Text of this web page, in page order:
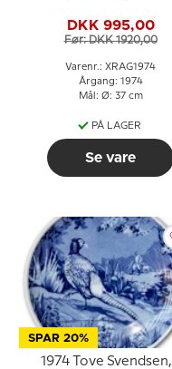
DKK 995,00
Før: DKK 1920,00
Varenr.: XRAG1974
Årgang: 1974
Mål: Ø: 37 cm
PÅ LAGER
Se vare
SPAR 20%
1974 Tove Svendsen,